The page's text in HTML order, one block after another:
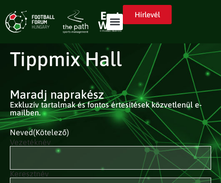
Hírlevél
Tippmix Hall
Maradj naprakész
Exkluzív tartalmak és fontos értesítések közvetlenül e-
mailben.
Neved(Kötelező)
Vezetéknév
Keresztnév